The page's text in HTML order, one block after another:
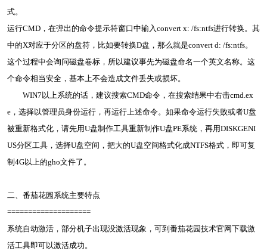
式。
运行CMD，在弹出的命令提示符窗口中输入convert x: /fs:ntfs进行转换。其
中的X对应于分区的盘符，比如要转换D盘，那么就是convert d: /fs:ntfs。
这个过程中会询问磁盘卷标，所以建议事先为磁盘命名一个英文名称。这
个命令相当安全，基本上不会造成文件丢失或损坏。
WIN7以上系统的话，建议搜索CMD命令，在搜索结果中右击cmd.ex
e，选择以管理员身份运行，再运行上述命令。如果命令运行失败或者U盘
被重新格式化，请先用U盘制作工具重新制作U盘PE系统，再用DISKGENI
US分区工具，选择U盘空间，把大的U盘空间格式化成NTFS格式，即可复
制4G以上的gho文件了。
二、番茄花园系统主要特点
====================
系统自动激活，部分机子出现没激活现象，可到番茄花园技术官网下载激
活工具即可以激活成功。